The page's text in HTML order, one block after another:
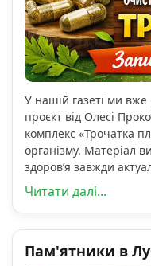
У нашій газеті ми
проєкт від Олесі
комплекс «Трочатка
організму. Матеріал
здоров’я завжди
Читати далі...
Пам'ятники в